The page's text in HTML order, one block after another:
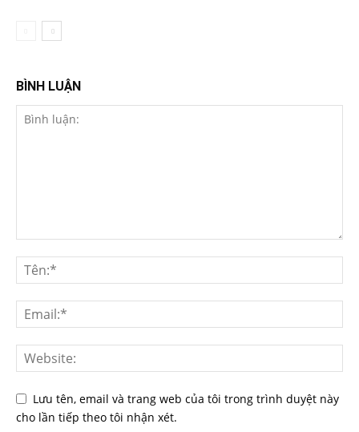
BÌNH LUẬN
Lưu tên, email và trang web của tôi trong trình duyệt này
cho lần tiếp theo tôi nhận xét.